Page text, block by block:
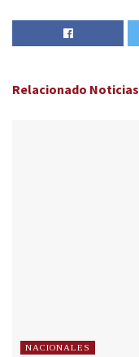
Relacionado Noticias
NACIONALES